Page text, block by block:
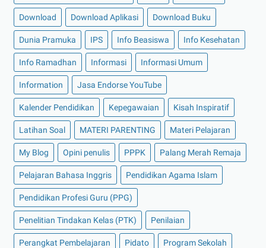
Download Download Aplikasi Download Buku
Dunia Pramuka IPS Info Beasiswa Info Kesehatan
Info Ramadhan Informasi Informasi Umum
Information Jasa Endorse YouTube
Kalender Pendidikan Kepegawaian Kisah Inspiratif
Latihan Soal MATERI PARENTING Materi Pelajaran
My Blog Opini penulis PPPK Palang Merah Remaja
Pelajaran Bahasa Inggris Pendidikan Agama Islam
Pendidikan Profesi Guru (PPG)
Penelitian Tindakan Kelas (PTK) Penilaian
Perangkat Pembelajaran Pidato Program Sekolah